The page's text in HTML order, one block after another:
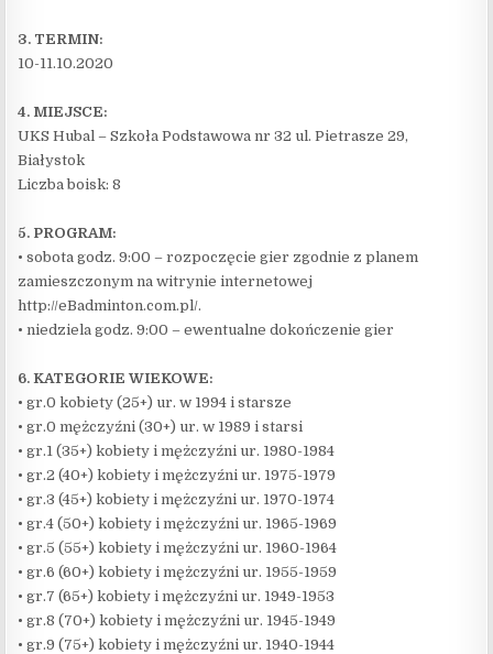
3. TERMIN:
10-11.10.2020
4. MIEJSCE:
UKS Hubal – Szkoła Podstawowa nr 32 ul. Pietrasze 29,
Białystok
Liczba boisk: 8
5. PROGRAM:
• sobota godz. 9:00 – rozpoczęcie gier zgodnie z planem
zamieszczonym na witrynie internetowej
http://eBadminton.com.pl/.
• niedziela godz. 9:00 – ewentualne dokończenie gier
6. KATEGORIE WIEKOWE:
• gr.0 kobiety (25+) ur. w 1994 i starsze
• gr.0 mężczyźni (30+) ur. w 1989 i starsi
• gr.1 (35+) kobiety i mężczyźni ur. 1980-1984
• gr.2 (40+) kobiety i mężczyźni ur. 1975-1979
• gr.3 (45+) kobiety i mężczyźni ur. 1970-1974
• gr.4 (50+) kobiety i mężczyźni ur. 1965-1969
• gr.5 (55+) kobiety i mężczyźni ur. 1960-1964
• gr.6 (60+) kobiety i mężczyźni ur. 1955-1959
• gr.7 (65+) kobiety i mężczyźni ur. 1949-1953
• gr.8 (70+) kobiety i mężczyźni ur. 1945-1949
• gr.9 (75+) kobiety i mężczyźni ur. 1940-1944